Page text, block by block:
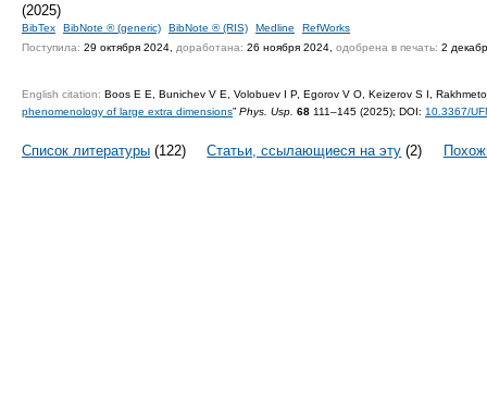
(2025)
BibTex BibNote ® (generic) BibNote ® (RIS) Medline
RefWorks
Поступила: 29 октября 2024, доработана: 26 ноября 2024, одобрена в печать: 2
English citation: Boos E E, Bunichev V E, Volobuev I P, Egorov V O, Keizerov S I,
phenomenology of large extra dimensions” Phys. Usp. 68 111–145 (2025); DOI: 10.3367/
Список литературы (122) Статьи, ссылающиеся на эту (2)